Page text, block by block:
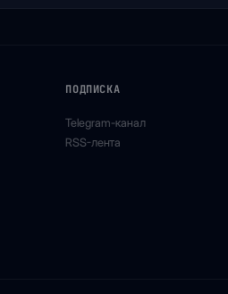
ПОДПИСКА
Telegram-канал
RSS-лента